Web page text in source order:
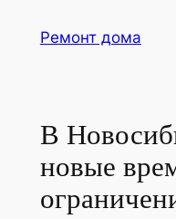
Ремонт дома
В
новые